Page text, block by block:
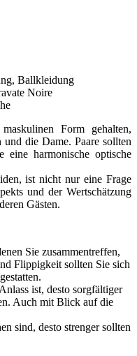
Ballkleidung
Noire
Form gehalten,
die Dame. Paare sollten
eine harmonische optische
ist nicht nur eine Frage
und der Wertschätzung
Gästen.
Sie zusammentreffen,
Flippigkeit sollten Sie sich
ist, desto sorgfältiger
Auch mit Blick auf die
sind, desto strenger sollten